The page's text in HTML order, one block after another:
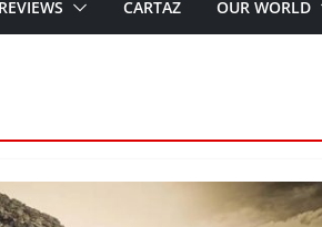
REVIEWS CARTAZ OUR WORLD